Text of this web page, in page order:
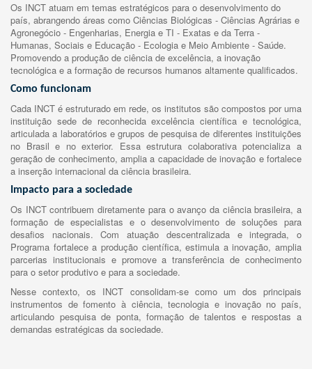
Os INCT atuam em temas estratégicos para o desenvolvimento do
país, abrangendo áreas como Ciências Biológicas - Ciências Agrárias e
Agronegócio - Engenharias, Energia e TI - Exatas e da Terra -
Humanas, Sociais e Educação - Ecologia e Meio Ambiente - Saúde.
Promovendo a produção de ciência de excelência, a inovação
tecnológica e a formação de recursos humanos altamente qualificados.
Como funcionam
Cada INCT é estruturado em rede, os institutos são compostos por uma
instituição sede de reconhecida excelência científica e tecnológica,
articulada a laboratórios e grupos de pesquisa de diferentes instituições
no Brasil e no exterior. Essa estrutura colaborativa potencializa a
geração de conhecimento, amplia a capacidade de inovação e fortalece
a inserção internacional da ciência brasileira.
Impacto para a sociedade
Os INCT contribuem diretamente para o avanço da ciência brasileira, a
formação de especialistas e o desenvolvimento de soluções para
desafios nacionais. Com atuação descentralizada e integrada, o
Programa fortalece a produção científica, estimula a inovação, amplia
parcerias institucionais e promove a transferência de conhecimento
para o setor produtivo e para a sociedade.
Nesse contexto, os INCT consolidam-se como um dos principais
instrumentos de fomento à ciência, tecnologia e inovação no país,
articulando pesquisa de ponta, formação de talentos e respostas a
demandas estratégicas da sociedade.